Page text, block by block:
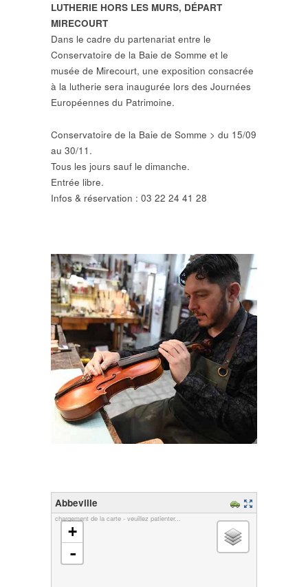
LUTHERIE HORS LES MURS, DÉPART
MIRECOURT
Dans le cadre du partenariat entre le
Conservatoire de la Baie de Somme et le
musée de Mirecourt, une exposition consacrée
à la lutherie sera inaugurée lors des Journées
Européennes du Patrimoine.
Conservatoire de la Baie de Somme > du 15/09
au 30/11.
Tous les jours sauf le dimanche.
Entrée libre.
Infos & réservation : 03 22 24 41 28
Abbeville
chargement de la carte - veuillez patienter...
+
-